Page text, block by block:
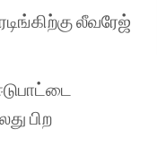
லீவரேஜ்
பிற